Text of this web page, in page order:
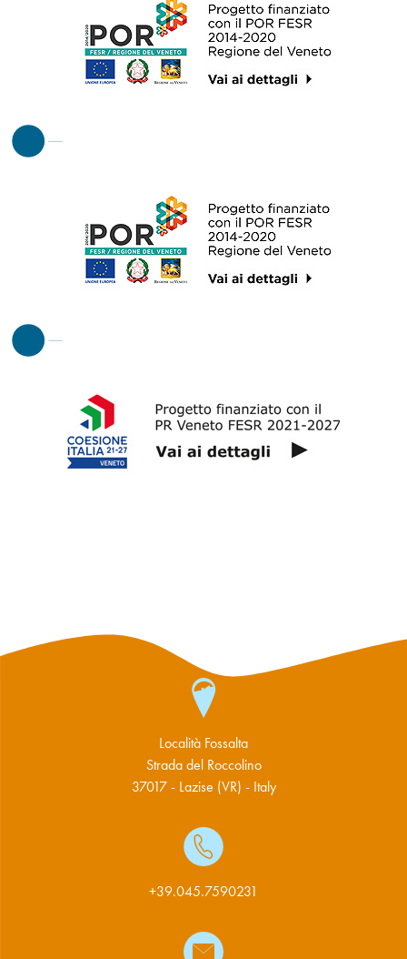
Località Fossalta
Strada del Roccolino
37017 - Lazise (VR) - Italy
+39.045.7590231